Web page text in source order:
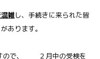
雑し、手続きに来られた皆
あります。
ので、 ２月中の受検を